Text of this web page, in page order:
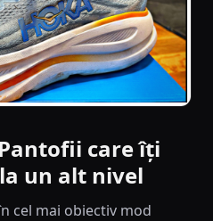
care îți
un alt nivel
cel mai obiectiv mod